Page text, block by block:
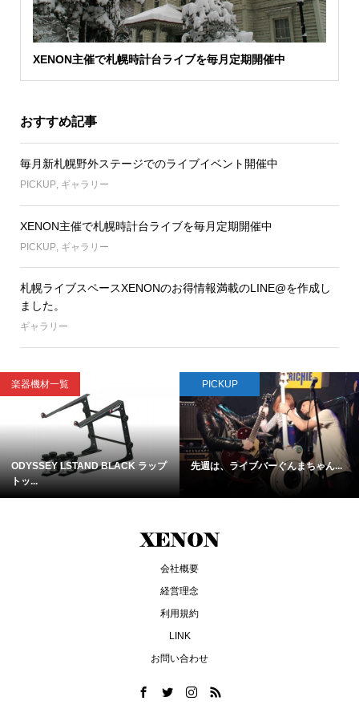
XENON主催で札幌時計台ライブを毎月定期開催中
おすすめ記事
毎月新札幌野外ステージでのライブイベント開催中
PICKUP, ギャラリー
XENON主催で札幌時計台ライブを毎月定期開催中
PICKUP, ギャラリー
札幌ライブスペースXENONのお得情報満載のLINE@を作成し
ました。
ギャラリー
楽器機材一覧
ODYSSEY LSTAND BLACK ラップ
トッ...
PICKUP
先週は、ライブバーぐんまちゃん...
会社概要
経営理念
利用規約
LINK
お問い合わせ